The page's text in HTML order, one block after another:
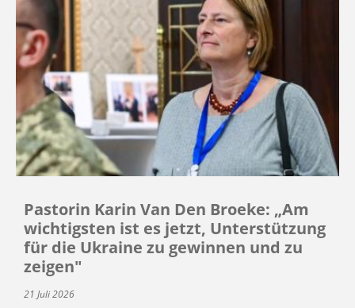
Pastorin Karin Van Den Broeke: „Am
wichtigsten ist es jetzt, Unterstützung
für die Ukraine zu gewinnen und zu
zeigen"
21 Juli 2026